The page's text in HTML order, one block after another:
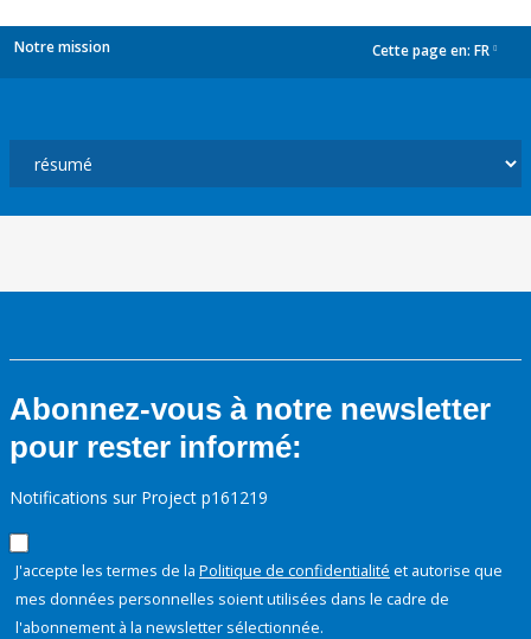
Notre mission Cette page en: FR
Abonnez-vous à notre newsletter
pour rester informé:
Notifications sur Project p161219
J'accepte les termes de la Politique de confidentialité et autorise que
mes données personnelles soient utilisées dans le cadre de
l'abonnement à la newsletter sélectionnée.